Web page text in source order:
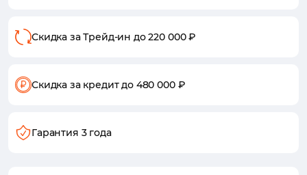
Скидка за Трейд-ин до 220 000 ₽
Скидка за кредитдо 480 000 ₽
Гарантия 3 года